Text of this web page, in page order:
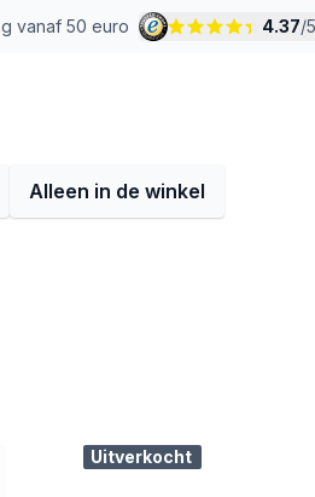
vanaf 50 euro 4.37/
Alleen in de winkel
Uitverkocht